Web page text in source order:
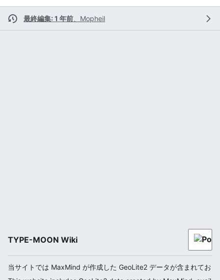
最終編集: 1 年前 Mopheil
TYPE-MOON Wiki
当サイトでは MaxMind が作成した GeoLite2 データが含まれてお